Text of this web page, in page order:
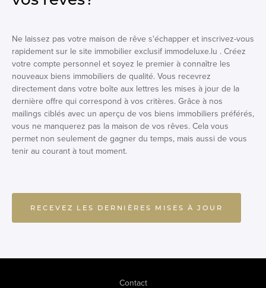
Ne laissez pas votre maison de rêve s'échapper et inscrivez-vous
rapidement sur le site immobilier exclusif immodeluxe.lu . Créez
votre compte personnel et soyez le premier à connaître les
nouveaux biens immobiliers de qualité. Vous recevrez
directement dans votre boîte aux lettres les mises à jour de la
dernière offre qui correspond à vos critères. Grâce à nos
mailings ciblés avec un aperçu de vos biens immobiliers préférés,
vous ne manquerez pas la maison de vos rêves. Cela vous
permet non seulement de gagner du temps, mais aussi de vous
tenir au courant à tout moment.
RECEVEZ LES DERNIÈRES MISES À JOUR
Contact